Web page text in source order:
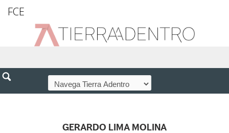
FCE
GERARDO LIMA MOLINA